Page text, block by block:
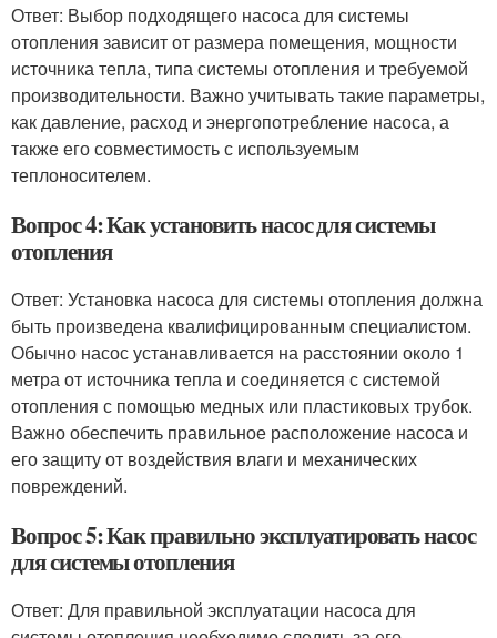
Ответ: Выбор подходящего насоса для системы
отопления зависит от размера помещения, мощности
источника тепла, типа системы отопления и требуемой
производительности. Важно учитывать такие параметры,
как давление, расход и энергопотребление насоса, а
также его совместимость с используемым
теплоносителем.
Вопрос 4: Как установить насос для системы
отопления
Ответ: Установка насоса для системы отопления должна
быть произведена квалифицированным специалистом.
Обычно насос устанавливается на расстоянии около 1
метра от источника тепла и соединяется с системой
отопления с помощью медных или пластиковых трубок.
Важно обеспечить правильное расположение насоса и
его защиту от воздействия влаги и механических
повреждений.
Вопрос 5: Как правильно эксплуатировать насос
для системы отопления
Ответ: Для правильной эксплуатации насоса для